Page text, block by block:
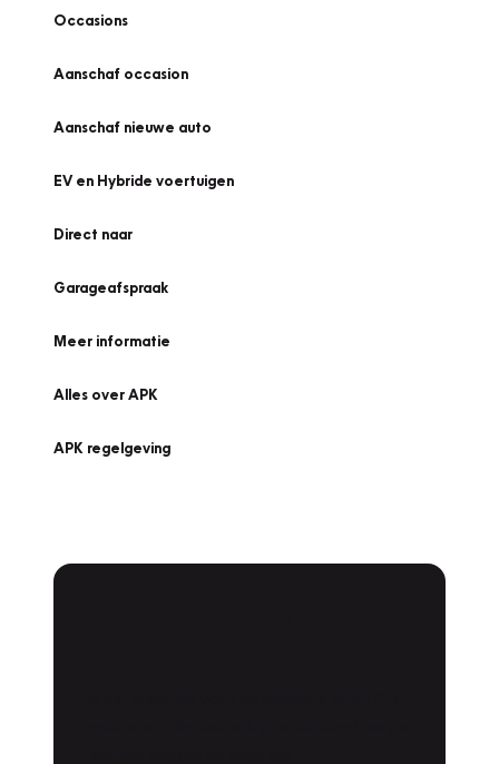
Occasions
Aanschaf occasion
Aanschaf nieuwe auto
EV en Hybride voertuigen
Direct naar
Garageafspraak
Meer informatie
Alles over APK
APK regelgeving